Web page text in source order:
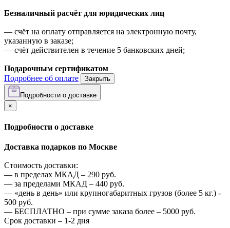
Безналичный расчёт для юридических лиц
— счёт на оплату отправляется на электронную почту,
указанную в заказе;
— счёт действителен в течение 5 банковских дней;
Подарочным сертификатом
Подробнее об оплате
Закрыть
Подробности о доставке
×
Подробности о доставке
Доставка подарков по Москве
Стоимость доставки:
— в пределах МКАД – 290 руб.
— за пределами МКАД – 440 руб.
— «день в день» или крупногабаритных грузов (более 5 кг.) -
500 руб.
— БЕСПЛАТНО – при сумме заказа более – 5000 руб.
Срок доставки – 1-2 дня